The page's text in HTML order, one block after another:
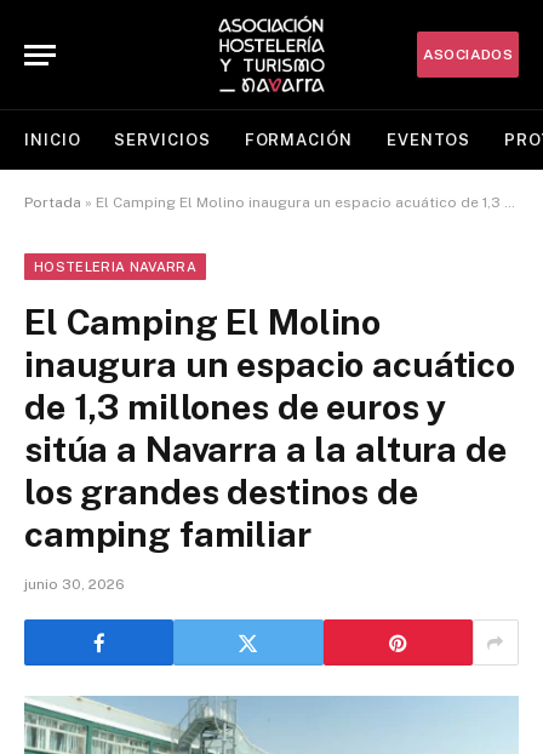
ASOCIADOS
INICIO SERVICIOS FORMACIÓN EVENTOS
Portada » El Camping El Molino inaugura un espacio acuático de 1,3 millones de euros y sitúa a Navarra a la altura de los grandes destinos de camping familiar
HOSTELERIA NAVARRA
El Camping El Molino
inaugura un espacio acuático
de 1,3 millones de euros y
sitúa a Navarra a la altura de
los grandes destinos de
camping familiar
junio 30, 2026